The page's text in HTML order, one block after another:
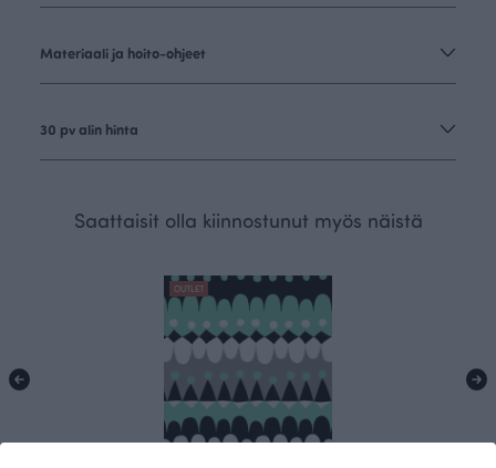
Materiaali ja hoito-ohjeet
30 pv alin hinta
Saattaisit olla kiinnostunut myös näistä
OUTLET